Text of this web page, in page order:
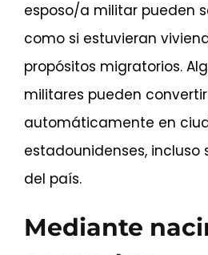
esposo/a militar pueden
como si estuvieran
propósitos migratorios.
militares pueden
automáticamente en
estadounidenses, incluso
del país.
Mediante